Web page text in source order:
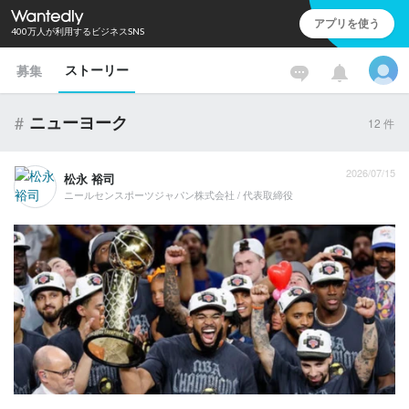
400万人が利用するビジネスSNS アプリを使う
募集 ストーリー
# ニューヨーク 12 件
松永 裕司
ニールセンスポーツジャパン株式会社 / 代表取締役
2026/07/15